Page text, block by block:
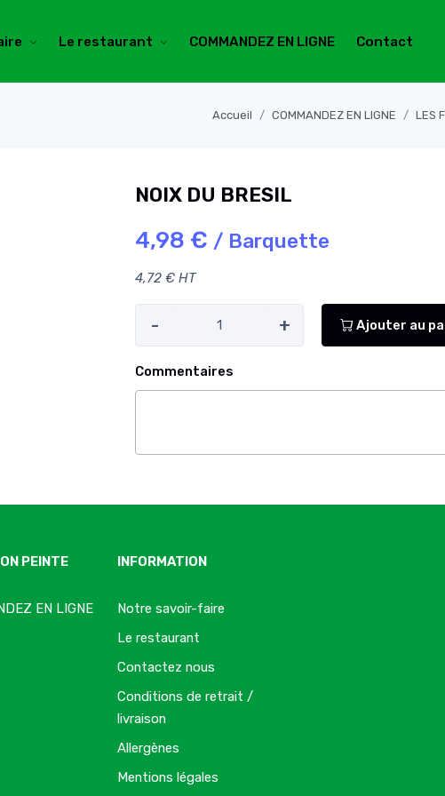
Le restaurant COMMANDEZ EN LIGNE Contact
Accueil COMMANDEZ EN LIGNE LES
NOIX DU BRESIL
4,98 € / Barquette
4,72 € HT
- + Ajouter au
Commentaires
PEINTE
EN LIGNE
INFORMATION
Notre savoir-faire
Le restaurant
Contactez nous
Conditions de retrait /
livraison
Allergènes
Mentions légales